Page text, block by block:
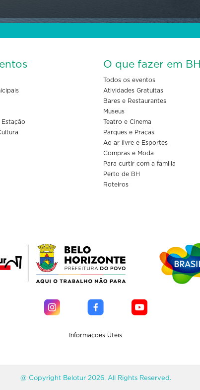
O que fazer em BH
Todos os eventos
Atividades Gratuitas
Bares e Restaurantes
Museus
Teatro e Cinema
Parques e Praças
Ao ar livre e Esportes
Compras e Moda
Para curtir com a familia
Perto de BH
Roteiros
Informaçoes Üteis
@ Copyright Belotur 2026. All Rights Reserved.